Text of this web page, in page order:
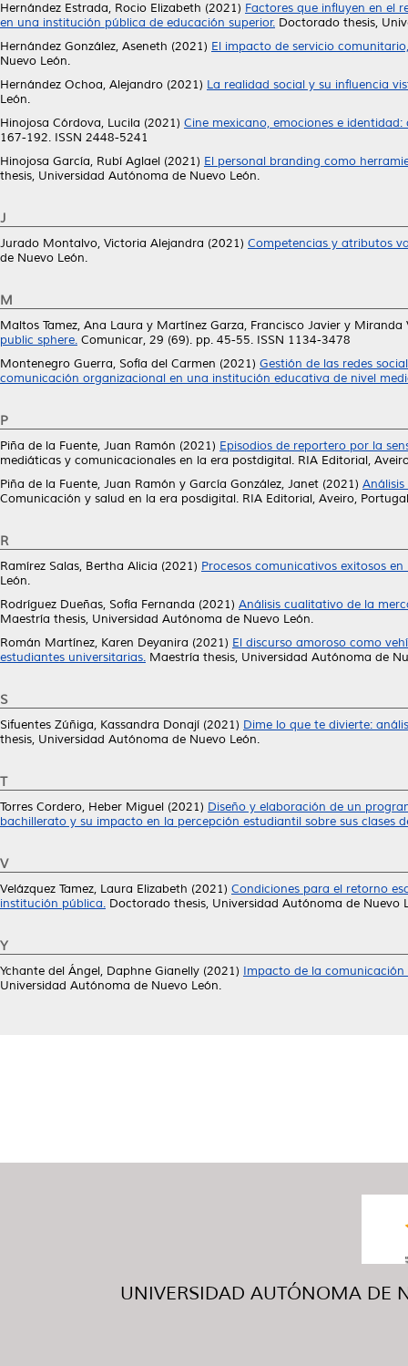
Hernández Estrada, Rocio Elizabeth (2021) Factores que influyen en el
en una institución pública de educación superior. Doctorado thesis,
Hernández González, Aseneth (2021) El impacto de servicio
Nuevo León.
Hernández Ochoa, Alejandro (2021) La realidad social y su influencia
León.
Hinojosa Córdova, Lucila (2021) Cine mexicano, emociones e
167-192. ISSN 2448-5241
Hinojosa García, Rubí Aglael (2021) El personal branding como
thesis, Universidad Autónoma de Nuevo León.
J
Jurado Montalvo, Victoria Alejandra (2021) Competencias y atributos
de Nuevo León.
M
Maltos Tamez, Ana Laura y Martínez Garza, Francisco Javier y Miranda
public sphere. Comunicar, 29 (69). pp. 45-55. ISSN 1134-3478
Montenegro Guerra, Sofía del Carmen (2021) Gestión de las redes
comunicación organizacional en una institución educativa de nivel
P
Piña de la Fuente, Juan Ramón (2021) Episodios de reportero por la
mediáticas y comunicacionales en la era postdigital. RIA Editorial,
Piña de la Fuente, Juan Ramón y García González, Janet (2021)
Comunicación y salud en la era posdigital. RIA Editorial, Aveiro,
R
Ramírez Salas, Bertha Alicia (2021) Procesos comunicativos exitosos
León.
Rodríguez Dueñas, Sofía Fernanda (2021) Análisis cualitativo de la
Maestría thesis, Universidad Autónoma de Nuevo León.
Román Martínez, Karen Deyanira (2021) El discurso amoroso como
estudiantes universitarias. Maestría thesis, Universidad Autónoma de
S
Sifuentes Zúñiga, Kassandra Donají (2021) Dime lo que te divierte:
thesis, Universidad Autónoma de Nuevo León.
T
Torres Cordero, Heber Miguel (2021) Diseño y elaboración de un
bachillerato y su impacto en la percepción estudiantil sobre sus clases
V
Velázquez Tamez, Laura Elizabeth (2021) Condiciones para el retorno
institución pública. Doctorado thesis, Universidad Autónoma de Nuevo
Y
Ychante del Ángel, Daphne Gianelly (2021) Impacto de la comunicación
Universidad Autónoma de Nuevo León.
UNIVERSIDAD AUTÓNOMA DE